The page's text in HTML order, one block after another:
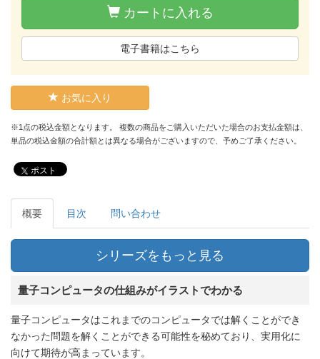
カートに入れる
電子書籍はこちら
お気に入り
※1点の税込金額となります。 複数の商品をご購入いただいた場合のお支払金額は、
単品の税込金額の合計額とは異なる場合がございますので、予めご了承ください。
ポスト
概要 目次 問い合わせ
シリーズをもっと見る
量子コンピュータの仕組みがイラストでわかる
量子コンピュータはこれまでのコンピュータでは解くことができ
なかった問題を解くことができる可能性を秘めており、実用化に
向けて期待が高まっています。